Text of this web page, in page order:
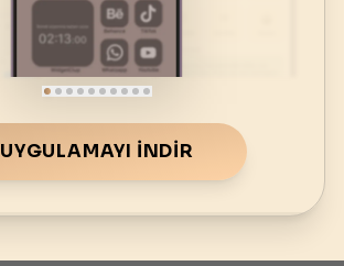
UYGULAMAYI İNDIR